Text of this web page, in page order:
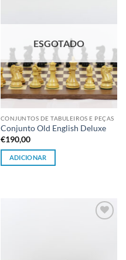
ESGOTADO
CONJUNTOS DE TABULEIROS E PEÇAS
Conjunto Old English Deluxe
€190,00
ADICIONAR